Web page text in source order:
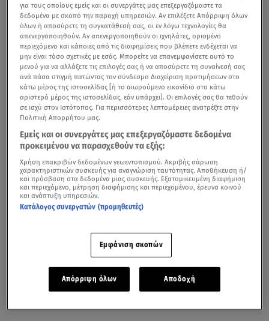
για τους οποίους εμείς και οι συνεργάτες μας επεξεργαζόμαστε τα
δεδομένα με σκοπό την παροχή υπηρεσιών. Αν επιλέξετε Απόρριψη όλων
όλων ή αποσύρετε τη συγκατάθεσή σας, οι εν λόγω τεχνολογίες θα
απενεργοποιηθούν. Αν απενεργοποιηθούν οι ιχνηλάτες, ορισμένο
περιεχόμενο και κάποιες από τις διαφημίσεις που βλέπετε ενδέχεται να
μην είναι τόσο σχετικές με εσάς. Μπορείτε να επανεμφανίσετε αυτό το
μενού για να αλλάξετε τις επιλογές σας ή να αποσύρετε τη συναίνεσή σας
ανά πάσα στιγμή πατώντας τον σύνδεσμο Διαχείριση προτιμήσεων στο
κάτω μέρος της ιστοσελίδας [ή το αιωρούμενο εικονίδιο στο κάτω
αριστερό μέρος της ιστοσελίδας, εάν υπάρχει]. Οι επιλογές σας θα τεθούν
σε ισχύ στον Ιστότοπος. Για περισσότερες λεπτομέρειες ανατρέξτε στην
Πολιτική Απορρήτου μας.
Εμείς και οι συνεργάτες μας επεξεργαζόμαστε δεδομένα
προκειμένου να παρασχεθούν τα εξής:
Χρήση επακριβών δεδομένων γεωεντοπισμού. Ακριβής σάρωση
χαρακτηριστικών συσκευής για αναγνώριση ταυτότητας. Αποθήκευση ή/
και πρόσβαση στα δεδομένα μιας συσκευής. Εξατομικευμένη διαφήμιση
και περιεχόμενο, μέτρηση διαφήμισης και περιεχομένου, έρευνα κοινού
και ανάπτυξη υπηρεσιών.
Κατάλογος συνεργατών (προμηθευτές)
Εμφάνιση σκοπών
Απόρριψη όλων Αποδοχή